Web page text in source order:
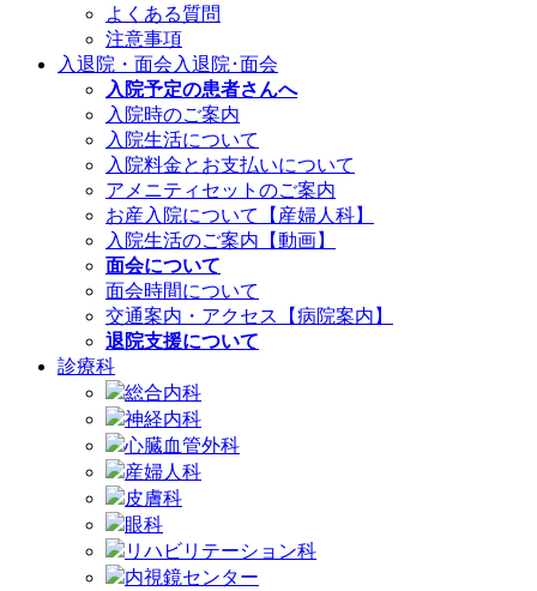
よくある質問
注意事項
入退院・面会 入退院･面会
入院予定の患者さんへ
入院時のご案内
入院生活について
入院料金とお支払いについて
アメニティセットのご案内
お産入院について【産婦人科】
入院生活のご案内【動画】
面会について
面会時間について
交通案内・アクセス【病院案内】
退院支援について
診療科
総合内科
神経内科
心臓血管外科
産婦人科
皮膚科
眼科
リハビリテーション科
内視鏡センター